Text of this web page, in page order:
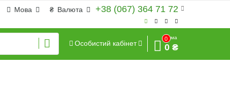
+38 (067) 364 71 72
₴ Валюта
Мова
Особистий кабінет
0
Сума
0 ₴